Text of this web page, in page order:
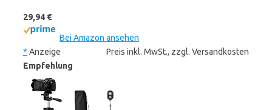
29,94 €
Bei Amazon ansehen
* Anzeige
Preis inkl. MwSt., zzgl. Versandkosten
Empfehlung